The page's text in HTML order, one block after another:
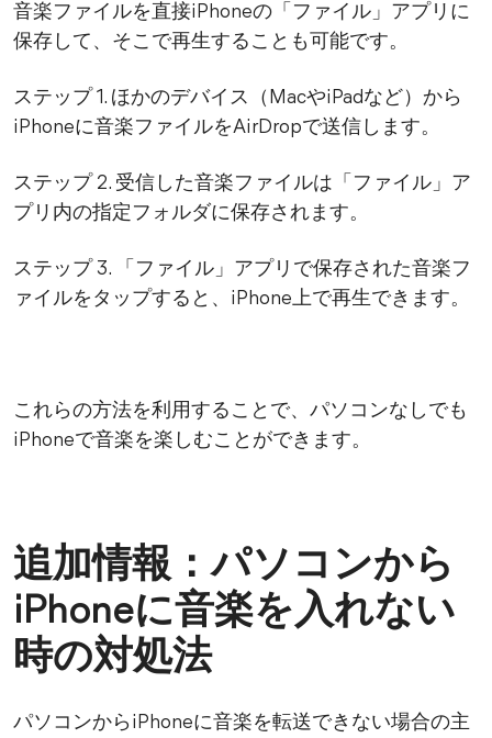
音楽ファイルを直接iPhoneの「ファイル」アプリに
保存して、そこで再生することも可能です。
ステップ 1. ほかのデバイス（MacやiPadなど）から
iPhoneに音楽ファイルをAirDropで送信します。
ステップ 2. 受信した音楽ファイルは「ファイル」ア
プリ内の指定フォルダに保存されます。
ステップ 3. 「ファイル」アプリで保存された音楽フ
ァイルをタップすると、iPhone上で再生できます。
これらの方法を利用することで、パソコンなしでも
iPhoneで音楽を楽しむことができます。
追加情報：パソコンから
iPhoneに音楽を入れない
時の対処法
パソコンからiPhoneに音楽を転送できない場合の主